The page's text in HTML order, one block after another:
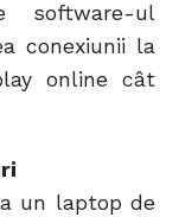
software-ul
conexiunii la
online cât
un laptop de